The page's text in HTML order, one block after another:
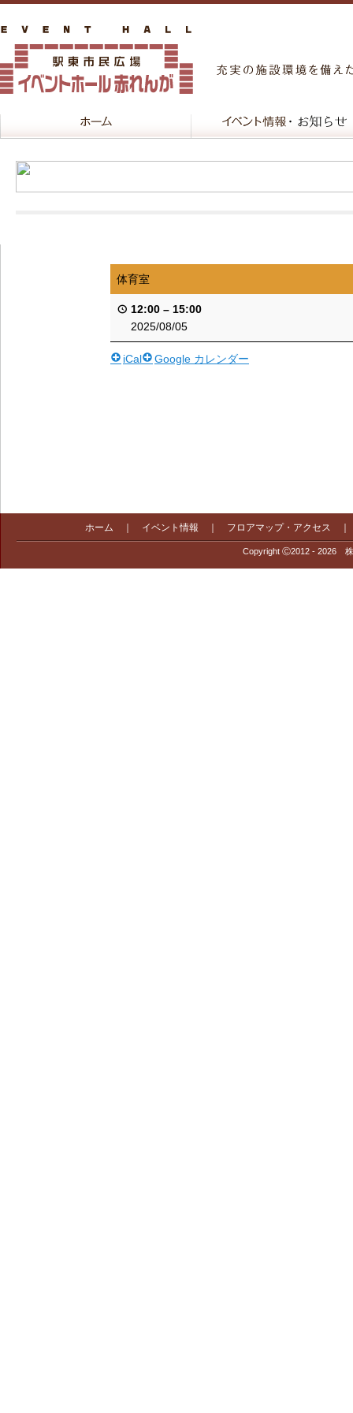
体育室
12:00 – 15:00
2025/08/05
iCal Google カレンダー
ホーム イベント情報 フロアマップ・アクセス
Copyright Ⓒ2012 - 2026 株